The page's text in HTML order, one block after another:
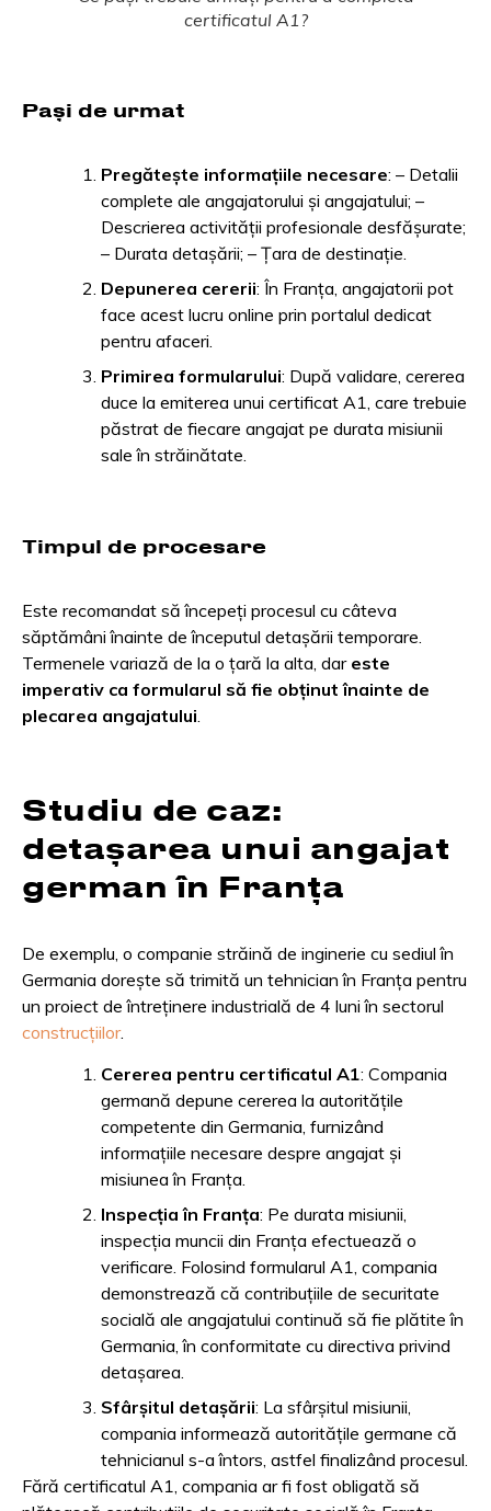
certificatul A1?
Pași de urmat
Pregătește informațiile necesare: – Detalii
complete ale angajatorului și angajatului; –
Descrierea activității profesionale desfășurate;
– Durata detașării; – Țara de destinație.
Depunerea cererii: În Franța, angajatorii pot
face acest lucru online prin portalul dedicat
pentru afaceri.
Primirea formularului: După validare, cererea
duce la emiterea unui certificat A1, care trebuie
păstrat de fiecare angajat pe durata misiunii
sale în străinătate.
Timpul de procesare
Este recomandat să începeți procesul cu câteva
săptămâni înainte de începutul detașării temporare.
Termenele variază de la o țară la alta, dar este
imperativ ca formularul să fie obținut înainte de
plecarea angajatului
Studiu de caz:
detașarea unui angajat
german în Franța
De exemplu, o companie străină de inginerie cu sediul în
Germania dorește să trimită un tehnician în Franța pentru
un proiect de întreținere industrială de 4 luni în sectorul
construcțiilor.
Cererea pentru certificatul A1: Compania
germană depune cererea la autoritățile
competente din Germania, furnizând
informațiile necesare despre angajat și
misiunea în Franța.
Inspecția în Franța: Pe durata misiunii,
inspecția muncii din Franța efectuează o
verificare. Folosind formularul A1, compania
demonstrează că contribuțiile de securitate
socială ale angajatului continuă să fie plătite în
Germania, în conformitate cu directiva privind
detașarea.
Sfârșitul detașării: La sfârșitul misiunii,
compania informează autoritățile germane că
tehnicianul s-a întors, astfel finalizând procesul.
Fără certificatul A1, compania ar fi fost obligată să